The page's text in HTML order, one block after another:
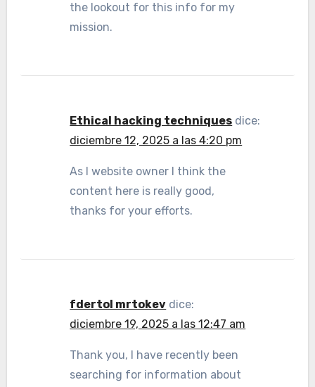
the lookout for this info for my
mission.
Ethical hacking techniques dice:
diciembre 12, 2025 a las 4:20 pm
As I website owner I think the
content here is really good,
thanks for your efforts.
fdertol mrtokev dice:
diciembre 19, 2025 a las 12:47 am
Thank you, I have recently been
searching for information about